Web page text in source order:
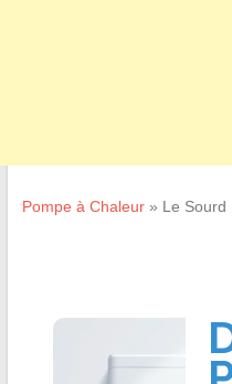
Pompe à Chaleur» Le Sourd